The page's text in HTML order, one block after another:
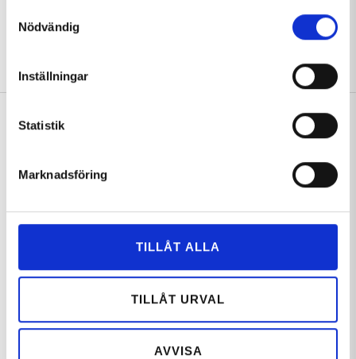
Nödvändig
Inställningar
Statistik
Marknadsföring
TILLÅT ALLA
TILLÅT URVAL
AVVISA